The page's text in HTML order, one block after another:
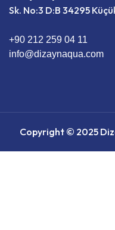
Sk. No:3 D:B 34295
+90 212 259 04 11
info@dizaynaqua.com
Copyright © 2025